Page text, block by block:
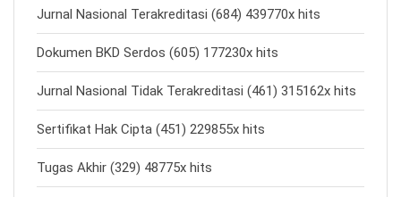
Jurnal Nasional Terakreditasi (684) 439770x hits
Dokumen BKD Serdos (605) 177230x hits
Jurnal Nasional Tidak Terakreditasi (461) 315162x hits
Sertifikat Hak Cipta (451) 229855x hits
Tugas Akhir (329) 48775x hits